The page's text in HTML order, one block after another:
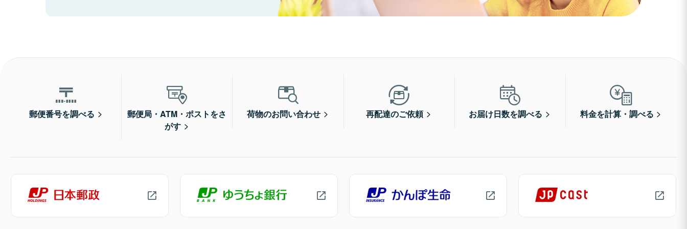
郵便番号を調べる
郵便局・ATM・ポストをさ
がす
荷物のお問い合わせ 再配達のご依頼 お届け日数を調べる 料金を計算・調べる